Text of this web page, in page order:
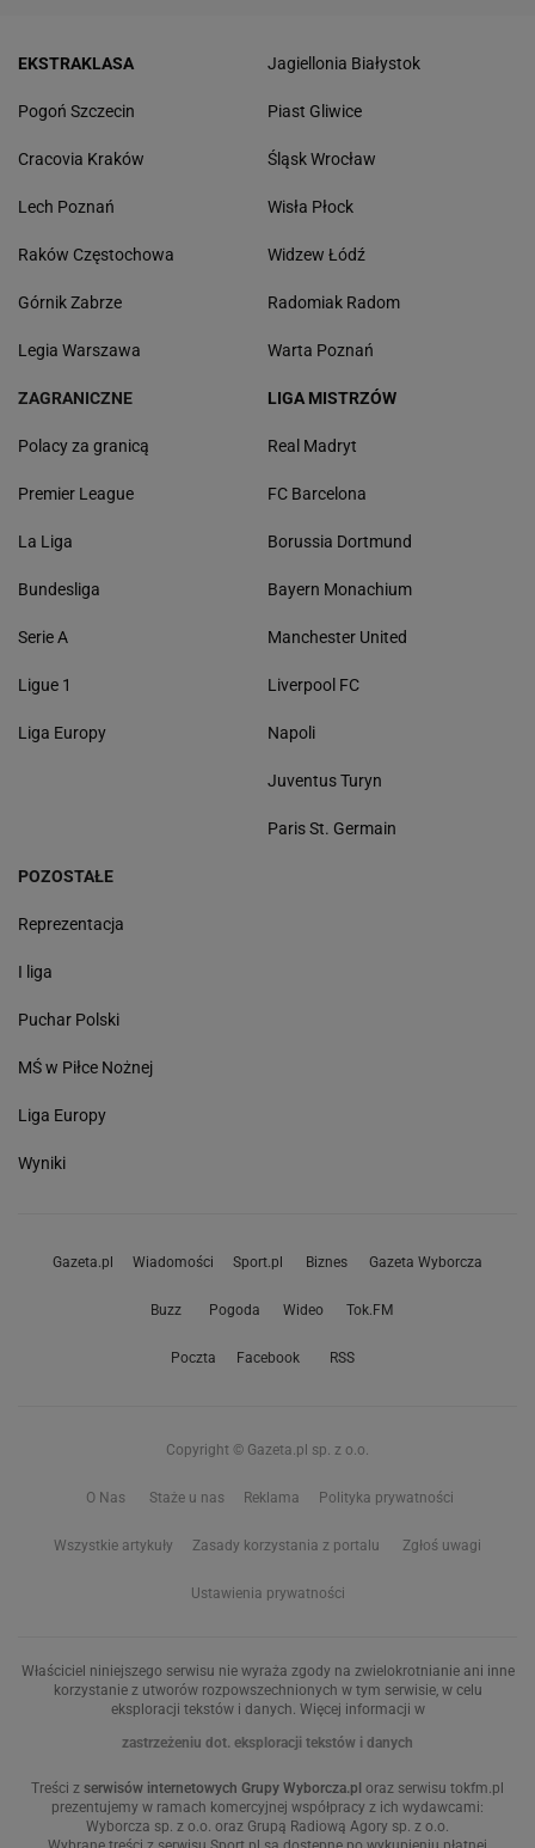
EKSTRAKLASA
Pogoń Szczecin
Cracovia Kraków
Lech Poznań
Raków Częstochowa
Górnik Zabrze
Legia Warszawa
Jagiellonia Białystok
Piast Gliwice
Śląsk Wrocław
Wisła Płock
Widzew Łódź
Radomiak Radom
Warta Poznań
ZAGRANICZNE
Polacy za granicą
Premier League
La Liga
Bundesliga
Serie A
Ligue 1
Liga Europy
LIGA MISTRZÓW
Real Madryt
FC Barcelona
Borussia Dortmund
Bayern Monachium
Manchester United
Liverpool FC
Napoli
Juventus Turyn
Paris St. Germain
POZOSTAŁE
Reprezentacja
I liga
Puchar Polski
MŚ w Piłce Nożnej
Liga Europy
Wyniki
Gazeta.pl Wiadomości Sport.pl Biznes Gazeta Wyborcza
Buzz Pogoda Wideo Tok.FM
Poczta Facebook RSS
Copyright © Gazeta.pl sp. z o.o.
O Nas Staże u nas Reklama Polityka prywatności
Wszystkie artykuły Zasady korzystania z portalu Zgłoś uwagi
Ustawienia prywatności
Właściciel niniejszego serwisu nie wyraża zgody na zwielokrotnianie ani inne
korzystanie z utworów rozpowszechnionych w tym serwisie, w celu
eksploracji tekstów i danych. Więcej informacji w
zastrzeżeniu dot. eksploracji tekstów i danych
Treści z serwisów internetowych Grupy Wyborcza.pl oraz serwisu tokfm.pl
prezentujemy w ramach komercyjnej współpracy z ich wydawcami:
Wyborcza sp. z o.o. oraz Grupą Radiową Agory sp. z o.o.